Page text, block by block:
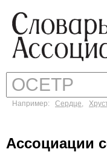
Например: Сердце,
Ассоциации